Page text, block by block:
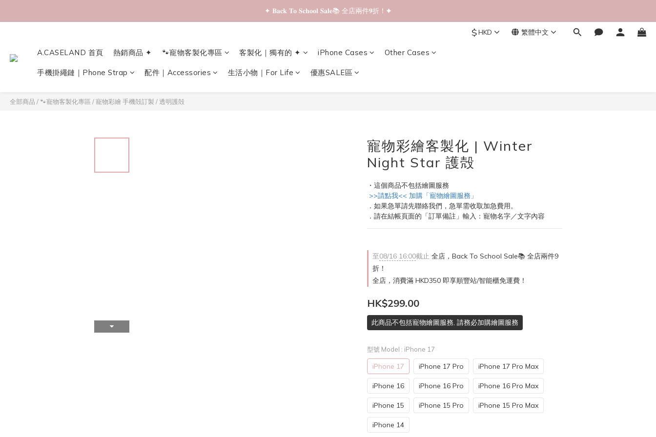
✦ 𝐁𝐚𝐜𝐤 𝐓𝐨 𝐒𝐜𝐡𝐨𝐨𝐥 𝐒𝐚𝐥𝐞📚 全店兩件𝟗折！✦
✦ 𝐁𝐚𝐜𝐤 𝐓𝐨 𝐒𝐜𝐡𝐨𝐨𝐥 𝐒𝐚𝐥𝐞📚 全店兩件𝟗折！✦
✦ 𝐁𝐚𝐜𝐤 𝐓𝐨 𝐒𝐜𝐡𝐨𝐨𝐥 𝐒𝐚𝐥𝐞📚 全店兩件𝟗折！✦
$HKD 繁體中文
A.CASELAND 首頁 熱銷商品 ✦ 🐾寵物客製化專區 客製化｜獨有的 ✦ iPhone Cases Other Cases
手機掛繩鏈｜Phone Strap 配件｜Accessories 生活小物｜For Life 優惠SALE區
全部商品 /🐾寵物客製化專區 /寵物彩繪 手機殻訂製 /透明護殻
寵物彩繪客製化 | Winter
Night Star 護殻
・這個商品不包括繪圖服務
>>請點我<< 加購「寵物繪圖服務」
．如果急單請先聯絡我們，急單需收取加急費用。
．請在結帳頁面的「訂單備註」輸入：寵物名字／文字內容
至08/16 16:00截止 全店，Back To School Sale📚 全店兩件9
折！
全店，消費滿 HKD350 即享順豐站/智能櫃免運費！
HK$299.00
此商品不包括寵物繪圖服務, 請務必加購繪圖服務
型號 Model : iPhone 17
iPhone 17 iPhone 17 Pro iPhone 17 Pro Max
iPhone 16 iPhone 16 Pro iPhone 16 Pro Max
iPhone 15 iPhone 15 Pro iPhone 15 Pro Max
iPhone 14